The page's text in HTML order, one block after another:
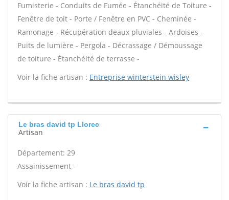
Fumisterie - Conduits de Fumée - Étanchéité de Toiture -
Fenêtre de toit - Porte / Fenêtre en PVC - Cheminée -
Ramonage - Récupération deaux pluviales - Ardoises -
Puits de lumière - Pergola - Décrassage / Démoussage
de toiture - Étanchéité de terrasse -
Voir la fiche artisan : Entreprise winterstein wisley
Le bras david tp Llorec
Artisan
Département: 29
Assainissement -
Voir la fiche artisan : Le bras david tp